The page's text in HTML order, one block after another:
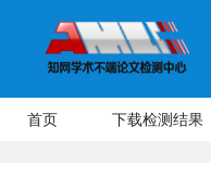
首页 下载检测结果